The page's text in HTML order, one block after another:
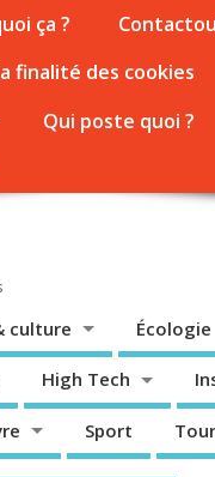
ça ?
finalité des cookies
Qui poste quoi ?
culture Écologie
High Tech
Sport